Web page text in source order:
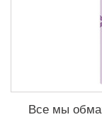
Все мы